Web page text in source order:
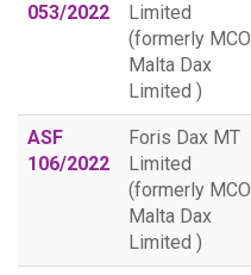
053/2022
Limited
(formerly MCO
Malta Dax
Limited )
ASF
106/2022
Foris Dax MT
Limited
(formerly MCO
Malta Dax
Limited )